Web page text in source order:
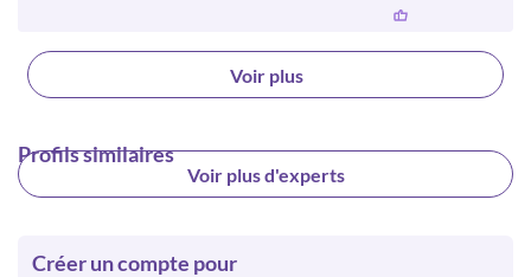
Voir plus
Profils similaires
Voir plus d'experts
Créer un compte pour